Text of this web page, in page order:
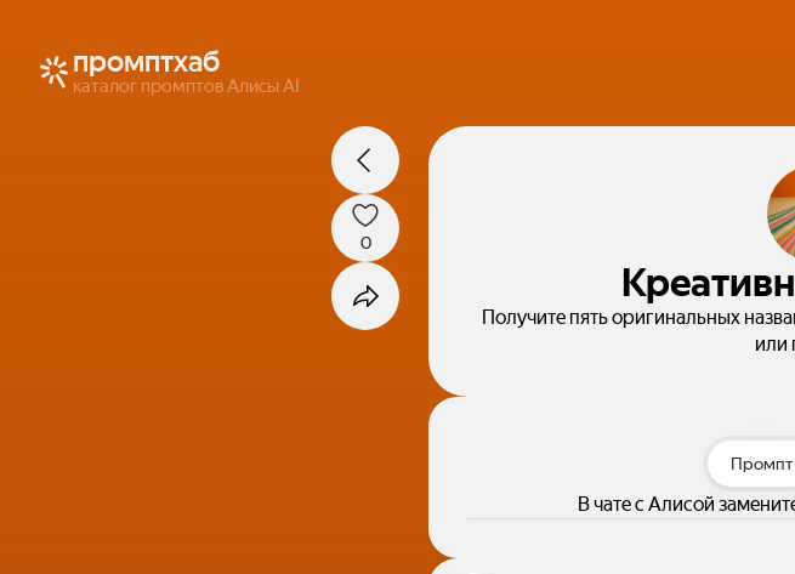
промптхаб
каталог промптов Алисы AI
Получите пять оригинальных
или
0
Промпт
В чате с Алисой